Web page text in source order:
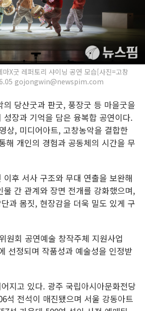
마X굿 레퍼토리 샤이닝 공연 모습[사진=고창
gojongwin@newspim.com
당산굿과 판굿, 풍장굿 등 마을굿을
성장과 기억을 담은 융복합 공연이다.
상, 미디어아트, 고창농악을 결합한
해 개인의 경험과 공동체의 시간을 무
이후 서사 구조와 무대 연출을 보완해
물 간 관계와 장면 전개를 강화했으며,
과 몸짓, 현장감을 더욱 밀도 있게 구
원회 공연예술 창작주체 지원사업
선정되며 작품성과 예술성을 인정받
지고 있다. 광주 국립아시아문화전당
석 전석이 매진됐으며 서울 강동아트